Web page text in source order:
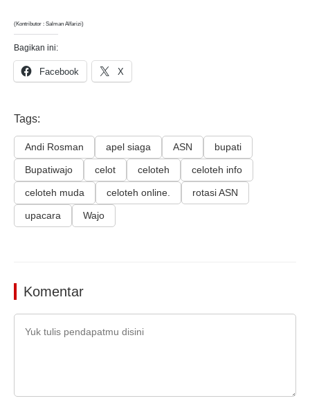
(Kontributor : Salman Alfarizi)
Bagikan ini:
Facebook X
Tags:
Andi Rosman apel siaga ASN bupati
Bupatiwajo celot celoteh celoteh info
celoteh muda celoteh online. rotasi ASN
upacara Wajo
Komentar